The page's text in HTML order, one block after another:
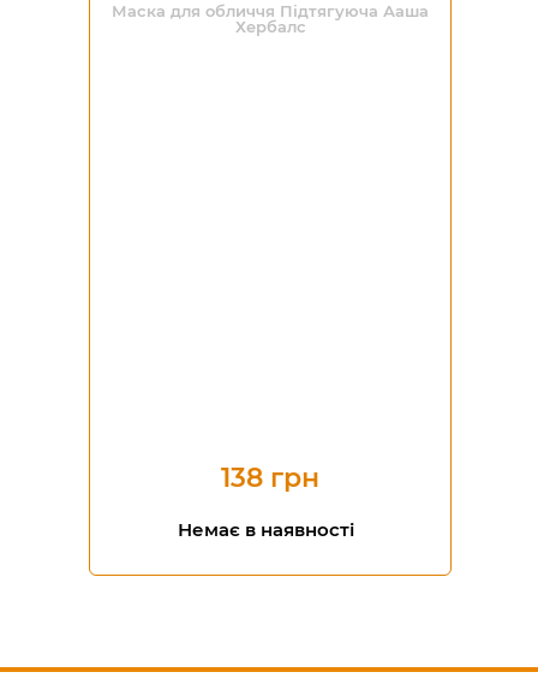
Маска для обличчя Підтягуюча Ааша
Хербалс
138 грн
Немає в наявності